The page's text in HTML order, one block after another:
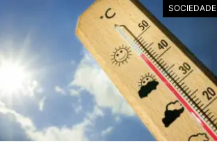
SOCIEDADE